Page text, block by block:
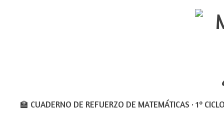
🏫 CUADERNO DE REFUERZO DE MATEMÁTICAS · 1º